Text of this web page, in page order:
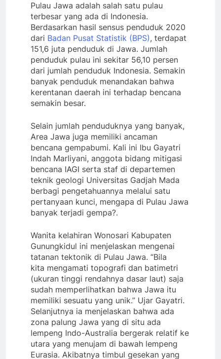
Pulau Jawa adalah salah satu pulau
terbesar yang ada di Indonesia.
Berdasarkan hasil sensus penduduk 2020
dari Badan Pusat Statistik (BPS), terdapat
151,6 juta penduduk di Jawa. Jumlah
penduduk pulau ini sekitar 56,10 persen
dari jumlah penduduk Indonesia. Semakin
banyak penduduk menandakan bahwa
kerentanan daerah ini terhadap bencana
semakin besar.
Selain jumlah penduduknya yang banyak,
Area Jawa juga memiliki ancaman
bencana gempabumi. Kali ini Ibu Gayatri
Indah Marliyani, anggota bidang mitigasi
bencana IAGI serta staf di departemen
teknik geologi Universitas Gadjah Mada
berbagi pengetahuannya melalui satu
pertanyaan kunci, mengapa di Pulau Jawa
banyak terjadi gempa?.
Wanita kelahiran Wonosari Kabupaten
Gunungkidul ini menjelaskan mengenai
tatanan tektonik di Pulau Jawa. “Bila
kita mengamati topografi dan batimetri
(ukuran tinggi rendahnya dasar laut) saja
sudah memperlihatkan bahwa Jawa itu
memiliki sesuatu yang unik.” Ujar Gayatri.
Selanjutnya ia menjelaskan bahwa ada
zona palung Jawa yang di situ ada
lempeng Indo-Australia bergerak relatif ke
utara yang menujam di bawah lempeng
Eurasia. Akibatnya timbul gesekan yang